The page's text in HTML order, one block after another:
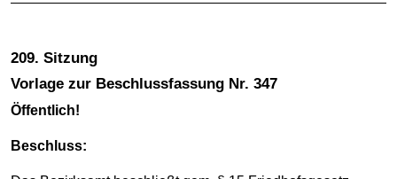
209. Sitzung
Vorlage zur Beschlussfassung Nr. 347
Öffentlich!
Beschluss: